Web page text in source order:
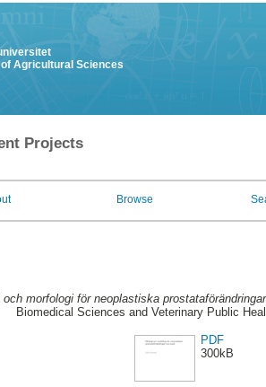
Agricultural Sciences
Projects
Browse
morfologi för neoplastiska
Biomedical Sciences and Veterinary Public
PDF
300kB